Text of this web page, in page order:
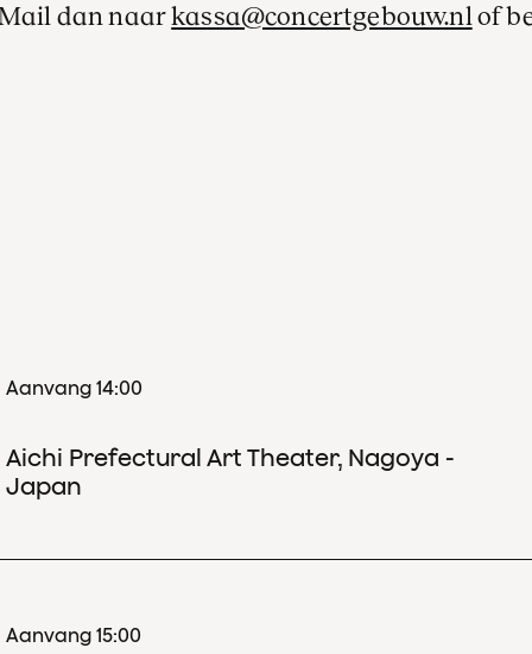
dan naarkassa@concertgebouw.nlof
Aanvang 14:00
Aichi Prefectural Art Theater, Nagoya -
Japan
Aanvang 15:00